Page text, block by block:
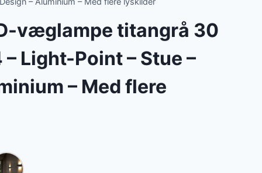
væglampe titangrå 30
– Light-Point – Stue –
– Med flere